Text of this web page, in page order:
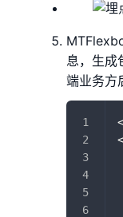
息，生成
端业务方